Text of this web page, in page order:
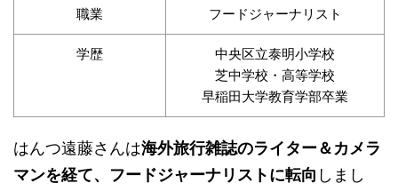
職業 フードジャーナリスト
学歴
中央区立泰明小学校
芝中学校・高等学校
早稲田大学教育学部卒業
はんつ遠藤さんは海外旅行雑誌のライター＆カメラ
マンを経て、フードジャーナリストに転向 しまし